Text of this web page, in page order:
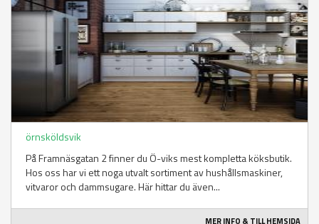
örnsköldsvik
På Framnäsgatan 2 finner du Ö-viks mest kompletta köksbutik.
Hos oss har vi ett noga utvalt sortiment av hushållsmaskiner,
vitvaror och dammsugare. Här hittar du även...
MER INFO & TILL HEMSIDA